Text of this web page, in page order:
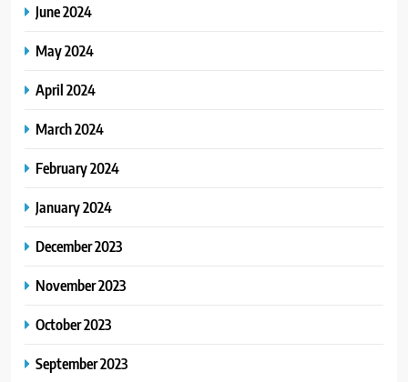
June 2024
May 2024
April 2024
March 2024
February 2024
January 2024
December 2023
November 2023
October 2023
September 2023